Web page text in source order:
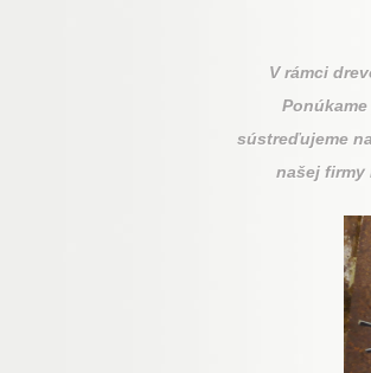
V rámci
sústreďujeme
našej firmy